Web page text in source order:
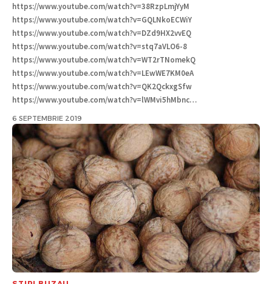
https://www.youtube.com/watch?v=38RzpLmjYyM
https://www.youtube.com/watch?v=GQLNkoECWiY
https://www.youtube.com/watch?v=DZd9HX2vvEQ
https://www.youtube.com/watch?v=stq7aVLO6-8
https://www.youtube.com/watch?v=WT2rTNomekQ
https://www.youtube.com/watch?v=LEwWE7KM0eA
https://www.youtube.com/watch?v=QK2QckxgSfw
https://www.youtube.com/watch?v=lWMvi5hMbnc…
6 SEPTEMBRIE 2019